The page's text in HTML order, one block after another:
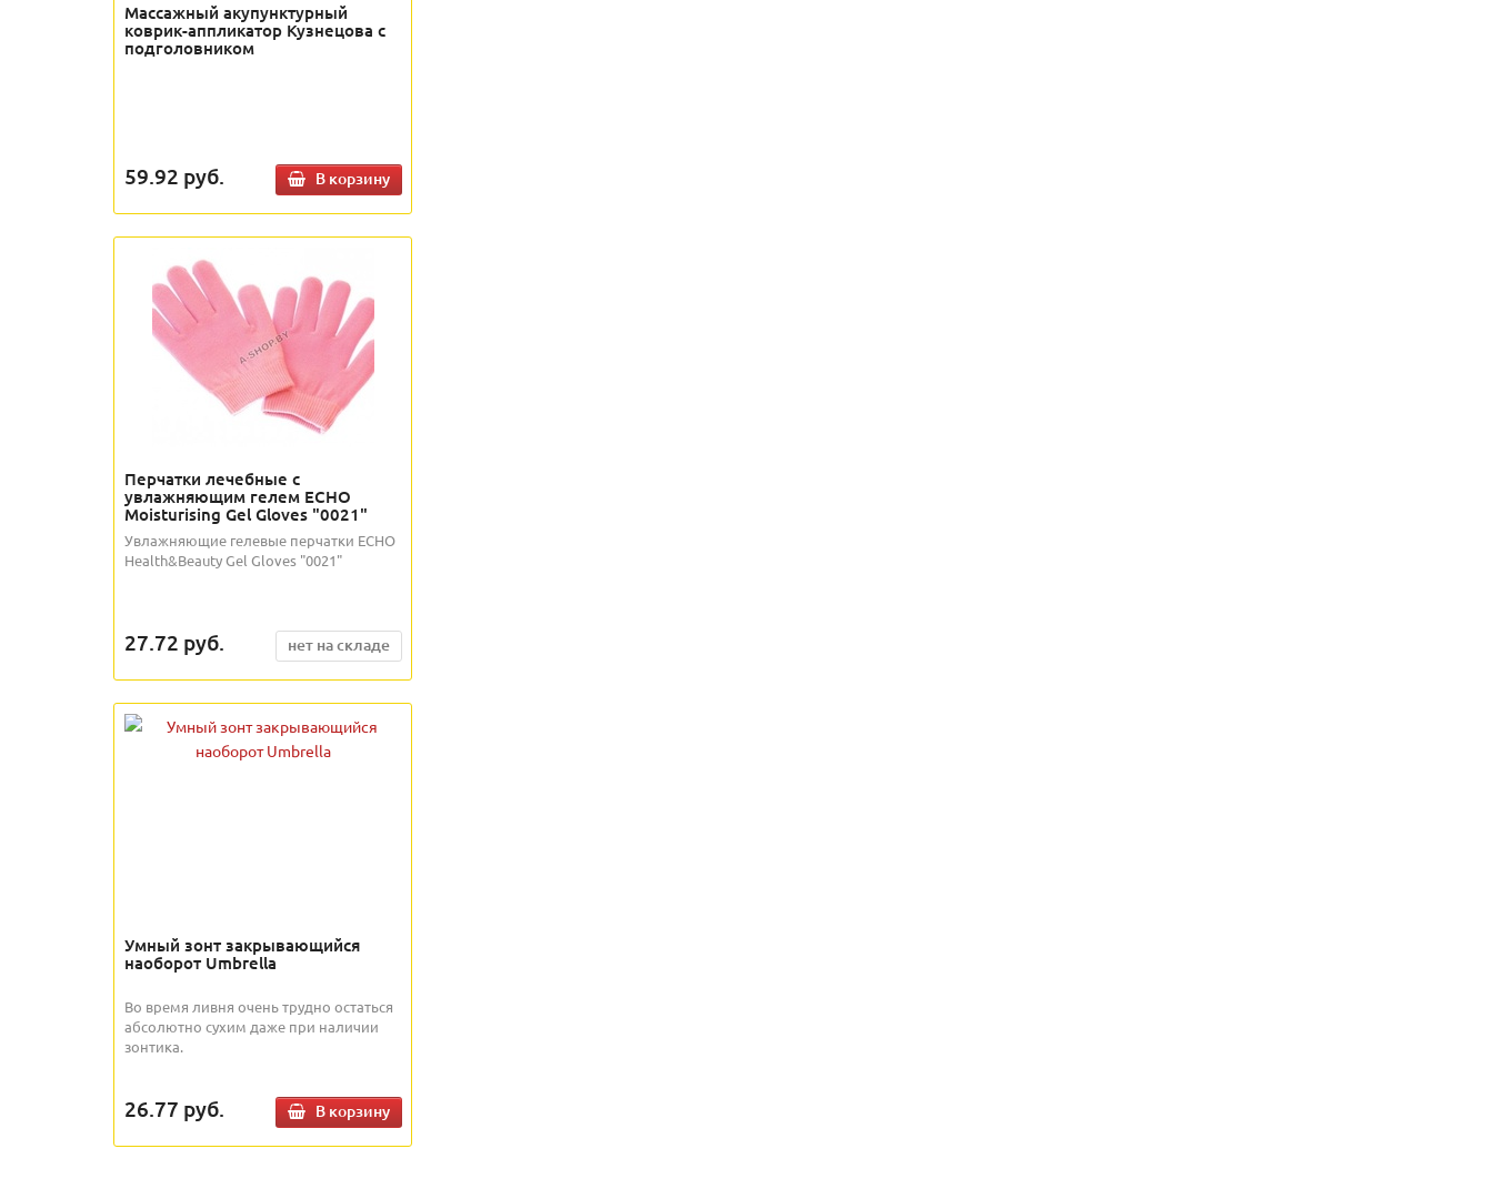
Массажный акупунктурный
коврик-аппликатор Кузнецова с
подголовником
59.92 руб. В корзину
Перчатки лечебные с
увлажняющим гелем ECHO
Moisturising Gel Gloves "0021"
Увлажняющие гелевые перчатки ECHO
Health&Beauty Gel Gloves "0021"
27.72 руб. нет на складе
Умный зонт закрывающийся
наоборот Umbrella
Во время ливня очень трудно остаться
абсолютно сухим даже при наличии
зонтика.
26.77 руб. В корзину